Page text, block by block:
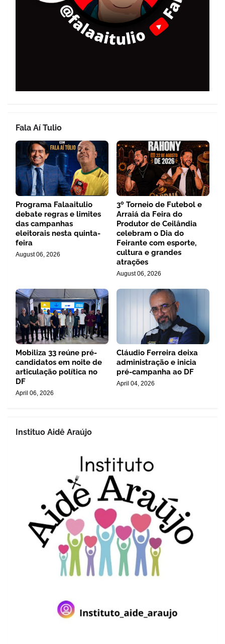
Fala Aí Tulio
Programa Falaaitulio
debate regras e limites
das campanhas
eleitorais nesta quinta-
feira
August 06, 2026
3º Torneio de Futebol e
Arraiá da Feira do
Produtor de Ceilândia
celebram o Dia do
Feirante com esporte,
cultura e grandes
atrações
August 06, 2026
Mobiliza 33 reúne pré-
candidatos em noite de
articulação política no
DF
April 06, 2026
Cláudio Ferreira deixa
administração e inicia
pré-campanha ao DF
April 04, 2026
Instituo Aidê Araújo